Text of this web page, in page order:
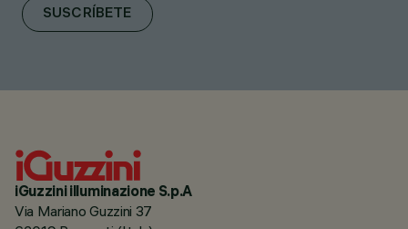
SUSCRÍBETE
iGuzzini illuminazione S.p.A
Via Mariano Guzzini 37